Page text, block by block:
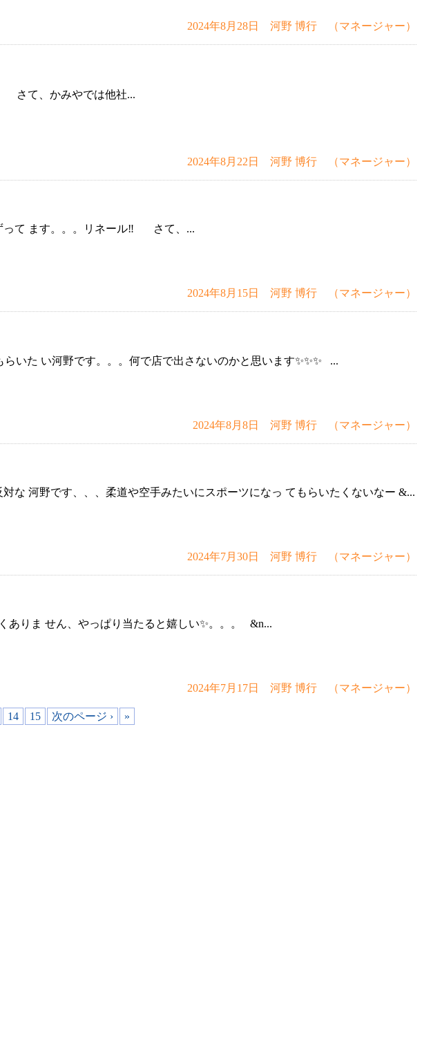
2024年8月28日 河野 博行 （マネージャー）
て、かみやでは他社...
2024年8月22日 河野 博行 （マネージャー）
て ます。。。リネール‼️ さて、...
2024年8月15日 河野 博行 （マネージャー）
た い河野です。。。何で店で出さないのかと思います✨✨✨ ...
2024年8月8日 河野 博行 （マネージャー）
河野です、、、柔道や空手みたいにスポーツになっ てもらいたくないなー &...
2024年7月30日 河野 博行 （マネージャー）
りま せん、やっぱり当たると嬉しい✨。。。 &n...
2024年7月17日 河野 博行 （マネージャー）
14 15 次のページ › »